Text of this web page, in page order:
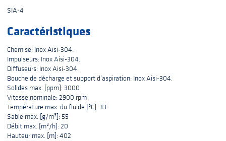
SIA-4
Caractéristiques
Chemise: Inox Aisi-304.
Impulseurs: Inox Aisi-304.
Diffuseurs: Inox Aisi-304.
Bouche de décharge et support d’aspiration: Inox Aisi-304.
Solides max. [ppm]: 3000
Vitesse nominale: 2900 rpm
Température max. du fluide [ºC]: 33
Sable max. [g/m³]: 55
Débit max. [m³/h]: 20
Hauteur max. [m]: 402